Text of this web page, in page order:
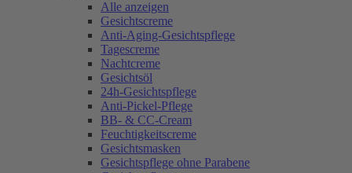
Alle anzeigen
Gesichtscreme
Anti-Aging-Gesichtspflege
Tagescreme
Nachtcreme
Gesichtsöl
24h-Gesichtspflege
Anti-Pickel-Pflege
BB- & CC-Cream
Feuchtigkeitscreme
Gesichtsmasken
Gesichtspflege ohne Parabene